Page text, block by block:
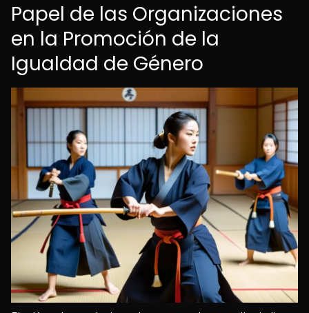
Papel de las Organizaciones
en la Promoción de la
Igualdad de Género